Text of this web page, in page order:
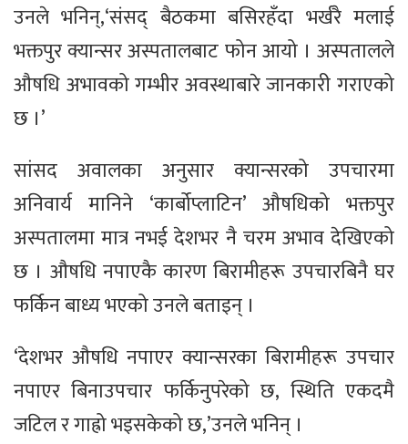
उनले भनिन्,‘संसद् बैठकमा बसिरहँदा भर्खरै मलाई
भक्तपुर क्यान्सर अस्पतालबाट फोन आयो । अस्पतालले
औषधि अभावको गम्भीर अवस्थाबारे जानकारी गराएको
छ ।’
सांसद अवालका अनुसार क्यान्सरको उपचारमा
अनिवार्य मानिने ‘कार्बोप्लाटिन’ औषधिको भक्तपुर
अस्पतालमा मात्र नभई देशभर नै चरम अभाव देखिएको
छ । औषधि नपाएकै कारण बिरामीहरू उपचारबिनै घर
फर्किन बाध्य भएको उनले बताइन् ।
‘देशभर औषधि नपाएर क्यान्सरका बिरामीहरू उपचार
नपाएर बिनाउपचार फर्किनुपरेको छ, स्थिति एकदमै
जटिल र गाह्रो भइसकेको छ,’उनले भनिन् ।